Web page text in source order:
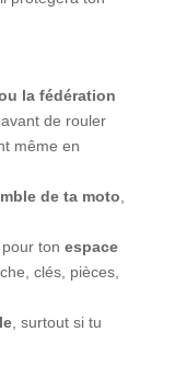
la fédération
avant de rouler
même en
de ta moto
ton espace
clés, pièces,
, surtout si tu